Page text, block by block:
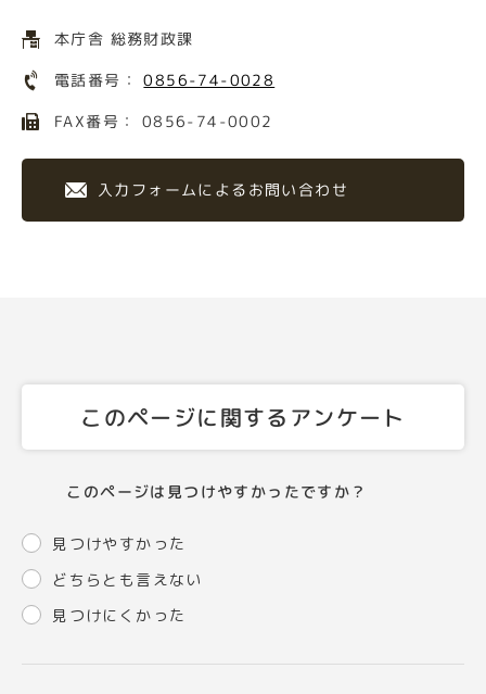
本庁舎 総務財政課
電話番号：0856-74-0028
FAX番号： 0856-74-0002
入力フォームによるお問い合わせ
このページに関するアンケート
このページは見つけやすかったですか？
見つけやすかった
どちらとも言えない
見つけにくかった